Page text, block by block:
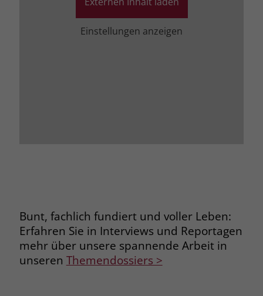
Einstellungen anzeigen
Bunt, fachlich fundiert und voller Leben:
Erfahren Sie in Interviews und Reportagen
mehr über unsere spannende Arbeit in
unseren Themendossiers >